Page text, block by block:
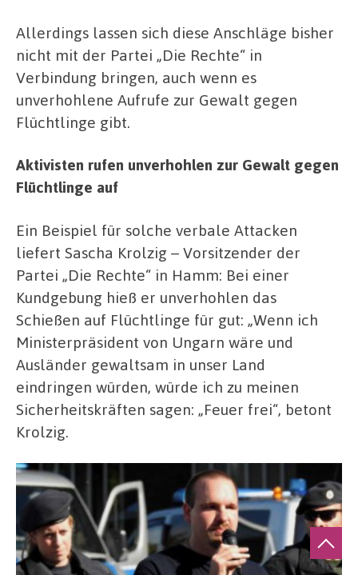
Allerdings lassen sich diese Anschläge bisher
nicht mit der Partei „Die Rechte“ in
Verbindung bringen, auch wenn es
unverhohlene Aufrufe zur Gewalt gegen
Flüchtlinge gibt.
Aktivisten rufen unverhohlen zur Gewalt gegen
Flüchtlinge auf
Ein Beispiel für solche verbale Attacken
liefert Sascha Krolzig – Vorsitzender der
Partei „Die Rechte“ in Hamm: Bei einer
Kundgebung hieß er unverhohlen das
Schießen auf Flüchtlinge für gut: „Wenn ich
Ministerpräsident von Ungarn wäre und
Ausländer gewaltsam in unser Land
eindringen würden, würde ich zu meinen
Sicherheitskräften sagen: „Feuer frei“, betont
Krolzig.